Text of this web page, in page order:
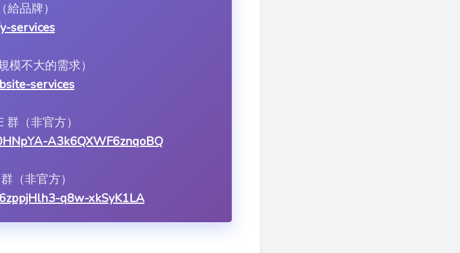
品牌）
services
模不大的需求）
services
（非官方）
A3k6QXWF6znqoBQ
（非官方）
q8w-xkSyK1LA